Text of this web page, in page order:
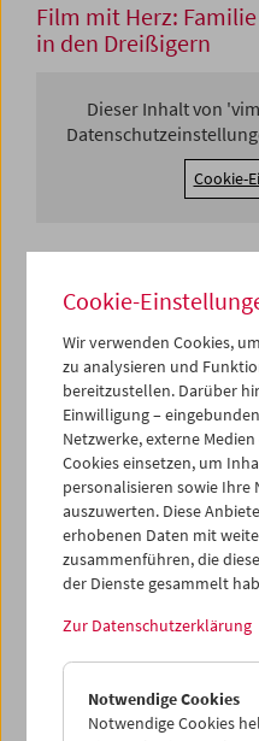
Film mit Herz:
in den Dreißigern
Dieser Inhalt von
Cookie-
aufwendig gestalteten
werden. Das Filmlogo –
Filmrollen – verweist auf
Herzstark, der sich im
und sich ein Kino im
mehrmaliger
hier im 9,5-mm-Format
großbürgerlichen Familie
einer Travestie der Welt
Die ausgewählte Passage
Familie
Rodeln am Roten Berg,
Wörthersee, eine
der einst populären
Inserts der
eines "neuen, angeblich in
Cookie-
Wir verwenden Cookies,
zu analysieren und
bereitzustellen. Darüber
Einwilligung –
Netzwerke, externe
Cookies einsetzen, um
personalisieren sowie Ihre
auszuwerten. Diese
erhobenen Daten mit
zusammenführen, die
der Dienste gesammelt
Zur Datenschutzerklärung
Notwendige Cookies
Notwendige Cookies